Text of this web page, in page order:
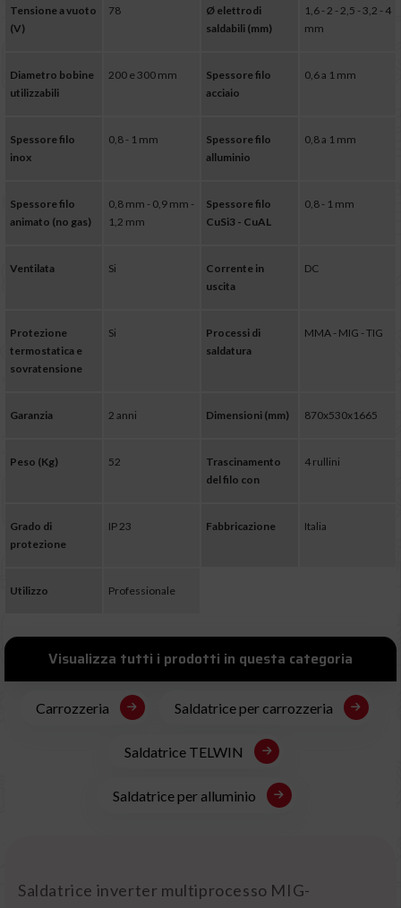
Tensione a vuoto
(V)
78
Ø elettrodi
saldabili (mm)
1,6 - 2 - 2,5 - 3,2 - 4
mm
Diametro bobine
utilizzabili
200 e 300 mm
Spessore filo
acciaio
0,6 a 1 mm
Spessore filo
inox
0,8 - 1 mm
Spessore filo
alluminio
0,8 a 1 mm
Spessore filo
animato (no gas)
0,8 mm - 0,9 mm -
1,2 mm
Spessore filo
CuSi3 - CuAL
0,8 - 1 mm
Ventilata Si
Corrente in
uscita
DC
Protezione
termostatica e
sovratensione
Si
Processi di
saldatura
MMA - MIG - TIG
Garanzia 2 anni Dimensioni (mm) 870x530x1665
Peso (Kg) 52
Trascinamento
del filo con
4 rullini
Grado di
protezione
IP 23 Fabbricazione Italia
Utilizzo Professionale
Visualizza tutti i prodotti in questa categoria
Carrozzeria Saldatrice per carrozzeria
Saldatrice TELWIN
Saldatrice per alluminio
Saldatrice inverter multiprocesso MIG-